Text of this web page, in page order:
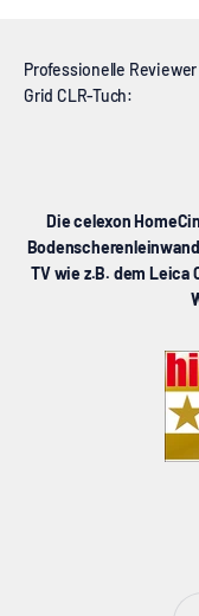
Professionelle
Grid CLR-Tuch:
Die celexon
TV wie z.B. dem Leica